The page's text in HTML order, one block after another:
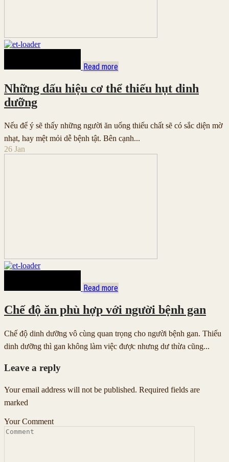
Read more
Những dấu hiệu cơ thể thiếu hụt dinh
dưỡng
Nếu để ý sẽ thấy những người ăn uống thiếu chất sẽ có sắc diện mờ
nhạt, hay mệt mỏi dễ bệnh tật. Bên cạnh...
26 Jan
Read more
Chế độ ăn phù hợp với người bệnh gan
Chế độ dinh dưỡng vô cùng quan trọng cho người bệnh gan. Thiếu
dinh dưỡng thì gan không làm việc được nhưng dư thừa cũng...
Leave a reply
Your email address will not be published. Required fields are
marked
Your Comment